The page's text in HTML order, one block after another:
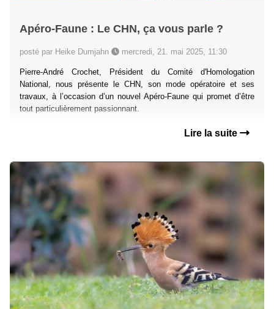
Apéro-Faune : Le CHN, ça vous parle ?
posté par Heike Dumjahn mercredi, 21. mai 2025, 11:30
Pierre-André Crochet, Président du Comité d'Homologation
National, nous présente le CHN, son mode opératoire et ses
travaux, à l’occasion d’un nouvel Apéro-Faune qui promet d’être
tout particulièrement passionnant.
Lire la suite